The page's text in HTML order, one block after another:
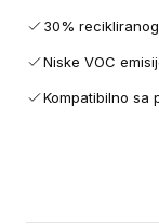
30%
Niske VOC
Kompatibilno sa